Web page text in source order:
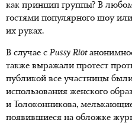
как принцип группы? В
гостями популярного шоу
их руках.
В случае сPussy Riot
также выражали протест
публикой все участницы
использования женского
и Толоконникова,
появившиеся на обложке